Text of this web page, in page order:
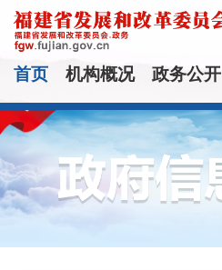
首页 机构概况 政务公开